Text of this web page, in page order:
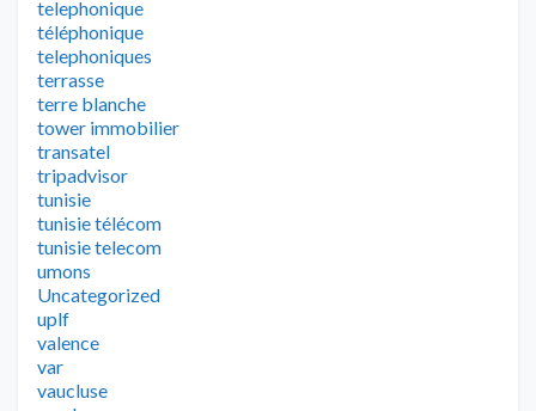
telephonique
téléphonique
telephoniques
terrasse
terre blanche
tower immobilier
transatel
tripadvisor
tunisie
tunisie télécom
tunisie telecom
umons
Uncategorized
uplf
valence
var
vaucluse